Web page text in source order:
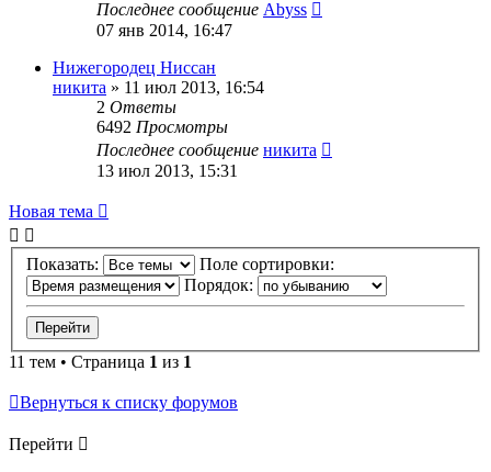
Последнее сообщение Abyss
07 янв 2014, 16:47
Нижегородец Ниссан
никита » 11 июл 2013, 16:54
2 Ответы
6492 Просмотры
Последнее сообщение никита
13 июл 2013, 15:31
Новая тема
Показать:
Поле сортировки:
Порядок:
11 тем • Страница 1 из 1
Вернуться к списку форумов
Перейти